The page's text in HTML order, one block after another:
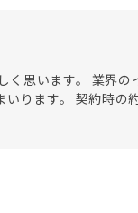
く思います。 業界の
ります。 契約時の